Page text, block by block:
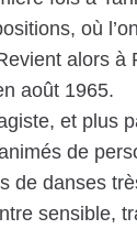
où
alors
août 1965.
et plus
de
de danses
sensible,